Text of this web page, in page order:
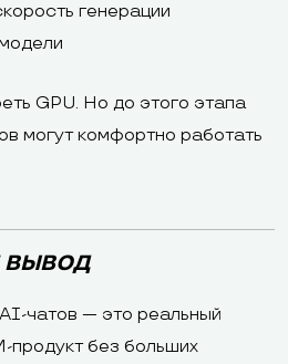
генерации
GPU. Но до этого этапа
могут комфортно работать
ВЫВОД
чатов — это реальный
продукт без больших